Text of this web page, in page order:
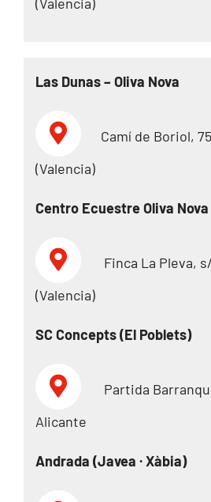
Las Dunas – Oliva Nova
Camí de Boriol,
(Valencia)
Centro Ecuestre Oliva Nova
Finca La Pleva,
(Valencia)
SC Concepts (El Poblets)
Partida
Alicante
Andrada (Javea · Xàbia)